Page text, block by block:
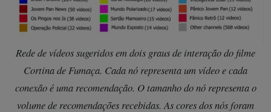
Rede de vídeos sugeridos em dois graus de interação do filme
Cortina de Fumaça. Cada nó representa um vídeo e cada
conexão é uma recomendação. O tamanho do nó representa o
volume de recomendações recebidas. As cores dos nós foram